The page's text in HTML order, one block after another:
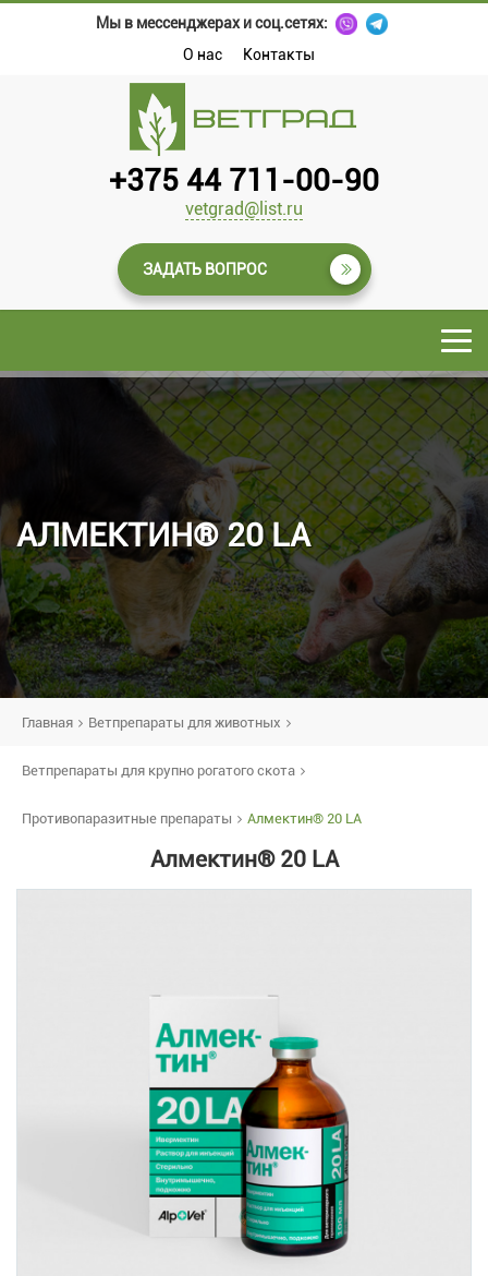
Мы в мессенджерах и соц.сетях:
О нас
Контакты
+375 44 711-00-90
vetgrad@list.ru
ЗАДАТЬ ВОПРОС
АЛМЕКТИН® 20 LA
Главная Ветпрепараты для животных
Ветпрепараты для крупно рогатого скота
Противопаразитные препараты Алмектин® 20 LA
Алмектин® 20 LA